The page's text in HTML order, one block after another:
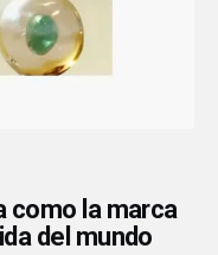
como la marca
del mundo